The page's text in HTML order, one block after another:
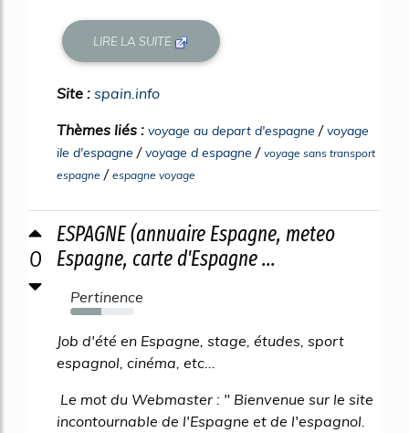
LIRE LA SUITE
Site : spain.info
Thèmes liés : voyage au depart d'espagne /voyage
ile d'espagne /voyage d espagne / voyage sans transport
espagne / espagne voyage
0
ESPAGNE (annuaire Espagne, meteo
Espagne, carte d'Espagne ...
Pertinence
48%
Job d'été en Espagne, stage, études, sport
espagnol, cinéma, etc...
Le mot du Webmaster : " Bienvenue sur le site
incontournable de l'Espagne et de l'espagnol.